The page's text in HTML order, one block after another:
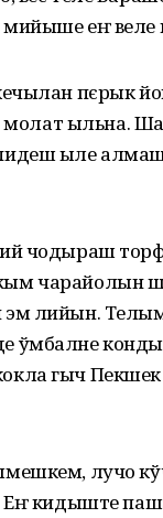
еҥ веле
пєрык
молат ыльна.
ыле
чодыраш
чарайолын
лийын.
ўмбалне
гыч
лучо
Еҥ кидыште